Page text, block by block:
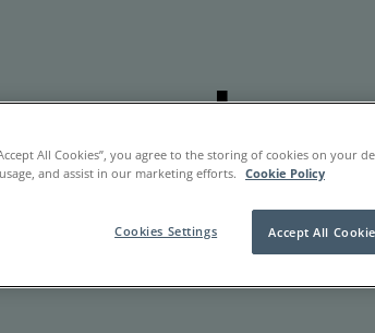
de
Nailner se sont avérés efficaces
des ongles et s’appliquent facilement et
All Cookies”, you agree to the storing of cookies on your
and assist in our marketing efforts. Cookie Policy
Accept All
Cookies Settings